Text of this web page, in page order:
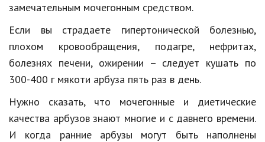
Строительство
Культура и общество
Мода и стиль
Бизнес
Хобби и развлечения
Финансы
замечательным мочегонным средством.
Если вы страдаете гипертонической болезнью,
плохом кровообращения, подагре, нефритах,
болезнях печени, ожирении – следует кушать по
300-400 г мякоти арбуза пять раз в день.
Нужно сказать, что мочегонные и диетические
качества арбузов знают многие и с давнего времени.
И когда ранние арбузы могут быть наполнены